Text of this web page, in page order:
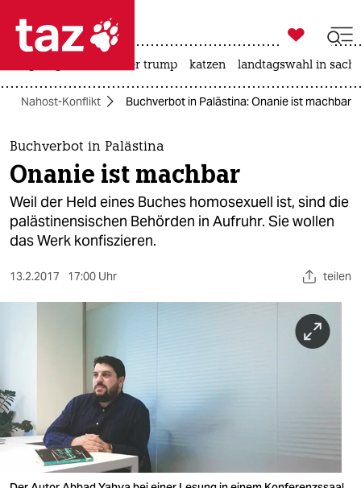
 taz zahl ich
taz zahl ich
themen
politik
öko
nord
wahrheit
verlag

taz zahl ich
usa unter trump katzen landtagswahl in
Nahost-Konflikt Buchverbot in Palästina: Onanie ist machbar
Buchverbot in Palästina
Onanie ist machbar
Weil der Held eines Buches homosexuell ist, sind die
palästinensischen Behörden in Aufruhr. Sie wollen
das Werk konfiszieren.
13.2.2017 17:00 Uhr teilen